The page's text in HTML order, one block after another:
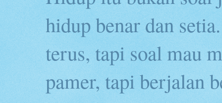
hidup benar dan
terus, tapi soal mau
pamer, tapi berjalan